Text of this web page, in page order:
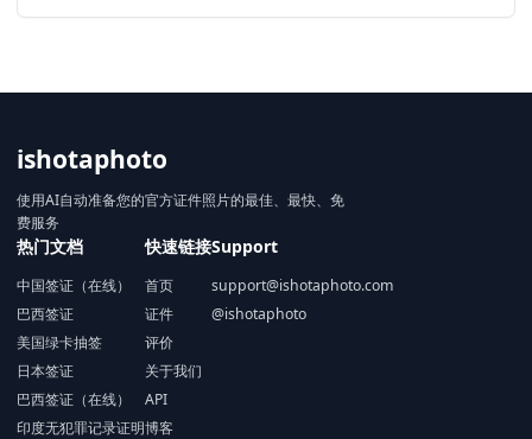
ishotaphoto
使用AI自动准备您的官方证件照片的最佳、最快、免
费服务
热门文档
中国签证（在线）
巴西签证
美国绿卡抽签
日本签证
巴西签证（在线）
印度无犯罪记录证明
快速链接
首页
证件
评价
关于我们
API
博客
Support
support@ishotaphoto.com
@ishotaphoto